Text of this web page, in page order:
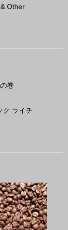
Other
巻
ク ライチ